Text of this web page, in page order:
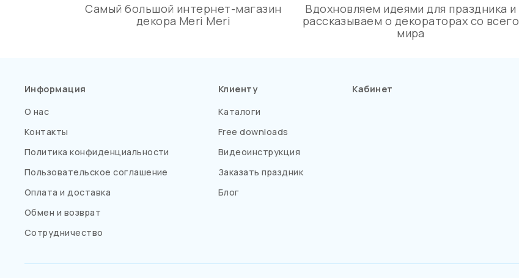
Самый большой интернет-магазин
декора Meri Meri
Вдохновляем идеями для праздника и
рассказываем о декораторах со всего
мира
Информация
О нас
Контакты
Политика конфиденциальности
Пользовательское соглашение
Оплата и доставка
Обмен и возврат
Сотрудничество
Клиенту
Каталоги
Free downloads
Видеоинструкция
Заказать праздник
Блог
Кабинет